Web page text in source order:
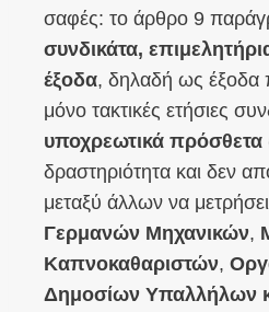
σαφές: το άρθρο 9
συνδικάτα,
έξοδα, δηλαδή ως έξοδα
μόνο τακτικές ετήσιες
υποχρεωτικά πρόσθετα
δραστηριότητα και δεν
μεταξύ άλλων να
Γερμανών Μηχανικών,
Καπνοκαθαριστών,
Δημοσίων Υπαλλήλων